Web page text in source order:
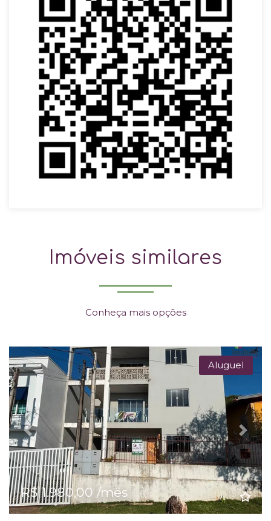
Imóveis similares
Conheça mais opções
Previous Next
Aluguel
R$ 1.980,00 /mês